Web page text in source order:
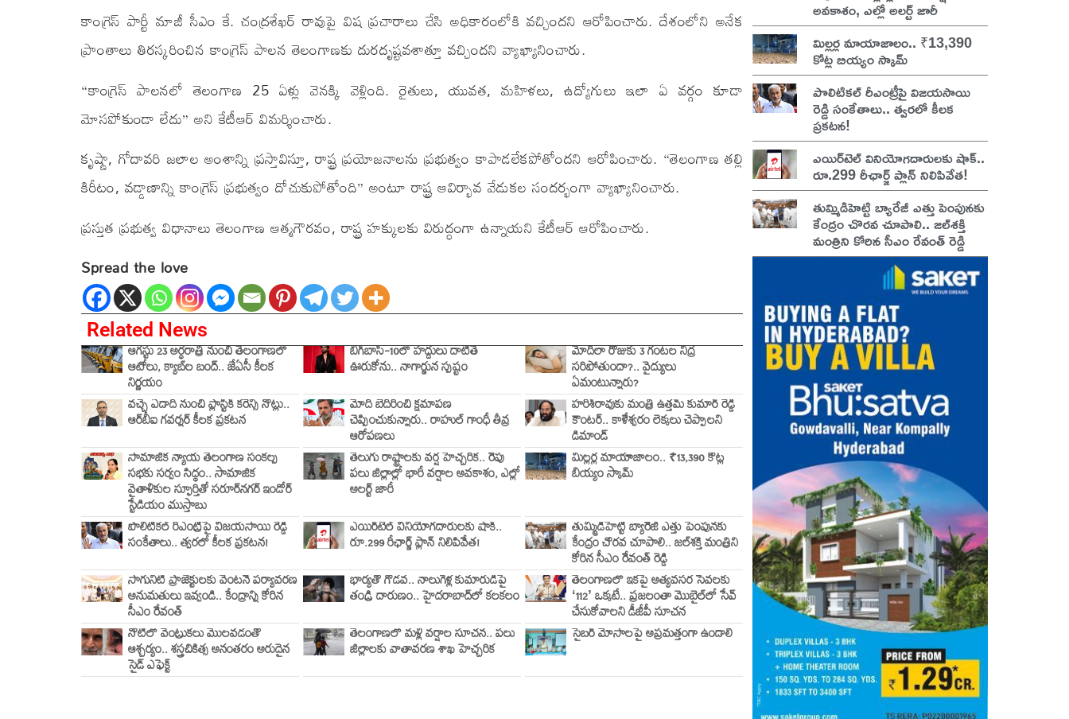
కాంగ్రెస్ పార్టీ మాజీ సీఎం కే. చంద్రశేఖర్ రావుపై విష ప్రచారాలు చేసి అధికారంలోకి వచ్చిందని ఆరోపించారు. దేశంలోని అనేక
ప్రాంతాలు తిరస్కరించిన కాంగ్రెస్ పాలన తెలంగాణకు దురదృష్టవశాత్తూ వచ్చిందని వ్యాఖ్యానించారు.
“కాంగ్రెస్ పాలనలో తెలంగాణ 25 ఏళ్లు వెనక్కి వెళ్లింది. రైతులు, యువత, మహిళలు, ఉద్యోగులు ఇలా ఏ వర్గం కూడా
మోసపోకుండా లేదు” అని కేటీఆర్ విమర్శించారు.
కృష్ణా, గోదావరి జలాల అంశాన్ని ప్రస్తావిస్తూ, రాష్ట్ర ప్రయోజనాలను ప్రభుత్వం కాపాడలేకపోతోందని ఆరోపించారు. “తెలంగాణ తల్లి
కిరీటం, వడ్డాణాన్ని కాంగ్రెస్ ప్రభుత్వం దోచుకుపోతోంది” అంటూ రాష్ట్ర ఆవిర్భావ వేడుకల సందర్భంగా వ్యాఖ్యానించారు.
ప్రస్తుత ప్రభుత్వ విధానాలు తెలంగాణ ఆత్మగౌరవం, రాష్ట్ర హక్కులకు విరుద్ధంగా ఉన్నాయని కేటీఆర్ ఆరోపించారు.
Spread the love
Related News
ఆగస్టు 23 అర్ధరాత్రి నుంచి తెలంగాణలో
ఆటోలు, క్యాబ్‌ల బంద్.. జేఏసీ కీలక
నిర్ణయం
బిగ్‌బాస్-10లో హద్దులు దాటితే
ఊరుకోను.. నాగార్జున స్పష్టం
మోదీలా రోజుకు 3 గంటల నిద్ర
సరిపోతుందా?.. వైద్యులు
ఏమంటున్నారు?
వచ్చే ఏడాది నుంచి ప్లాస్టిక్ కరెన్సీ నోట్లు..
ఆర్‌బీఐ గవర్నర్ కీలక ప్రకటన
మోదీ బెదిరించి క్షమాపణ
చెప్పించుకున్నారు.. రాహుల్ గాంధీ తీవ్ర
ఆరోపణలు
హరీశ్‌రావుకు మంత్రి ఉత్తమ్ కుమార్ రెడ్డి
కౌంటర్.. కాళేశ్వరం లెక్కలు చెప్పాలని
డిమాండ్
సామాజిక న్యాయ తెలంగాణ సంకల్ప
సభకు సర్వం సిద్ధం.. సామాజిక
వైతాళికుల స్ఫూర్తితో సరూర్‌నగర్ ఇండోర్
స్టేడియం ముస్తాబు
తెలుగు రాష్ట్రాలకు వర్ష హెచ్చరిక.. రేపు
పలు జిల్లాల్లో భారీ వర్షాల అవకాశం, ఎల్లో
అలర్ట్ జారీ
మిల్లర్ల మాయాజాలం.. ₹13,390 కోట్ల
బియ్యం స్కామ్
పొలిటికల్ రీఎంట్రీపై విజయసాయి రెడ్డి
సంకేతాలు.. త్వరలో కీలక ప్రకటన!
ఎయిర్‌టెల్ వినియోగదారులకు షాక్..
రూ.299 రీఛార్జ్ ప్లాన్ నిలిపివేత!
తుమ్మిడిహెట్టి బ్యారేజీ ఎత్తు పెంపునకు
కేంద్రం చొరవ చూపాలి.. జల్‌శక్తి మంత్రిని
కోరిన సీఎం రేవంత్ రెడ్డి
సాగునీటి ప్రాజెక్టులకు వెంటనే పర్యావరణ
అనుమతులు ఇవ్వండి.. కేంద్రాన్ని కోరిన
సీఎం రేవంత్
భార్యతో గొడవ.. నాలుగేళ్ల కుమారుడిపై
తండ్రి దారుణం.. హైదరాబాద్‌లో కలకలం
తెలంగాణలో ఇకపై అత్యవసర సేవలకు
‘112’ ఒక్కటే.. ప్రజలంతా మొబైల్‌లో సేవ్
చేసుకోవాలని డీజీపీ సూచన
నోటిలో వెంట్రుకలు మొలవడంతో
ఆశ్చర్యం.. శస్త్రచికిత్స అనంతరం అరుదైన
సైడ్ ఎఫెక్ట్
తెలంగాణలో మళ్లీ వర్షాల సూచన.. పలు
జిల్లాలకు వాతావరణ శాఖ హెచ్చరిక
సైబర్‌ మోసాలపై అప్రమత్తంగా ఉండాలి
అవకాశం, ఎల్లో అలర్ట్ జారీ
మిల్లర్ల మాయాజాలం.. ₹13,390
కోట్ల బియ్యం స్కామ్
పొలిటికల్ రీఎంట్రీపై విజయసాయి
రెడ్డి సంకేతాలు.. త్వరలో కీలక
ప్రకటన!
ఎయిర్‌టెల్ వినియోగదారులకు షాక్..
రూ.299 రీఛార్జ్ ప్లాన్ నిలిపివేత!
తుమ్మిడిహెట్టి బ్యారేజీ ఎత్తు పెంపునకు
కేంద్రం చొరవ చూపాలి.. జల్‌శక్తి
మంత్రిని కోరిన సీఎం రేవంత్ రెడ్డి